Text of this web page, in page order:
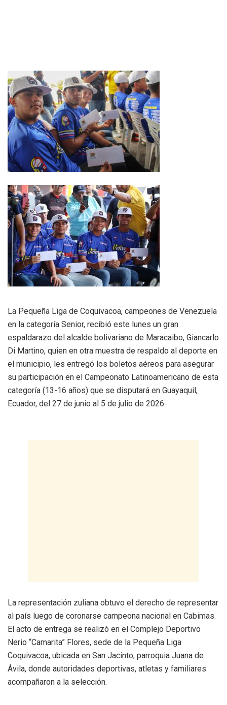
La Pequeña Liga de Coquivacoa, campeones de Venezuela
en la categoría Senior, recibió este lunes un gran
espaldarazo del alcalde bolivariano de Maracaibo, Giancarlo
Di Martino, quien en otra muestra de respaldo al deporte en
el municipio, les entregó los boletos aéreos para asegurar
su participación en el Campeonato Latinoamericano de esta
categoría (13-16 años) que se disputará en Guayaquil,
Ecuador, del 27 de junio al 5 de julio de 2026.
‎La representación zuliana obtuvo el derecho de representar
al país luego de coronarse campeona nacional en Cabimas.
El acto de entrega se realizó en el Complejo Deportivo
Nerio “Camarita” Flores, sede de la Pequeña Liga
Coquivacoa, ubicada en San Jacinto, parroquia Juana de
Ávila, donde autoridades deportivas, atletas y familiares
acompañaron a la selección.